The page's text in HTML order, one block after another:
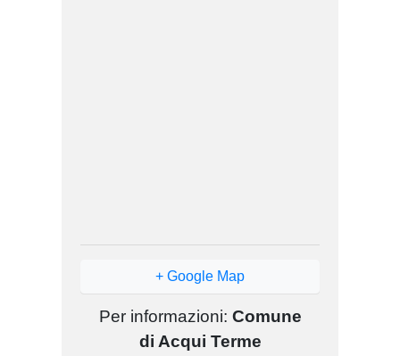
+ Google Map
Per informazioni: Comune
di Acqui Terme